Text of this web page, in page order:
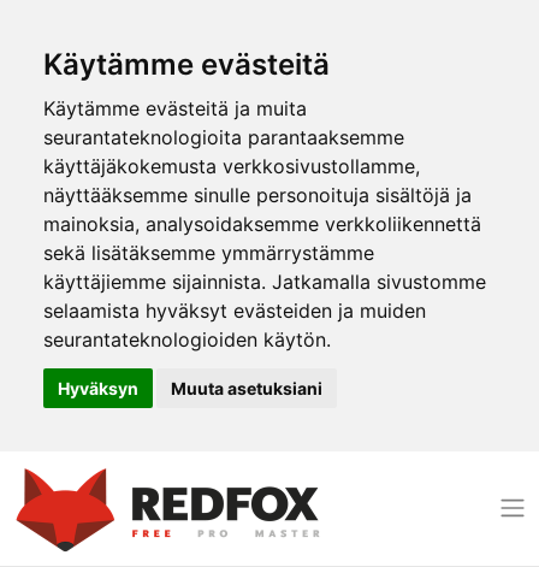
Käytämme evästeitä
Käytämme evästeitä ja muita
seurantateknologioita parantaaksemme
käyttäjäkokemusta verkkosivustollamme,
näyttääksemme sinulle personoituja sisältöjä ja
mainoksia, analysoidaksemme verkkoliikennettä
sekä lisätäksemme ymmärrystämme
käyttäjiemme sijainnista. Jatkamalla sivustomme
selaamista hyväksyt evästeiden ja muiden
seurantateknologioiden käytön.
Hyväksyn Muuta asetuksiani